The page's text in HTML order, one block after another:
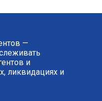
—
и
ликвидациях и